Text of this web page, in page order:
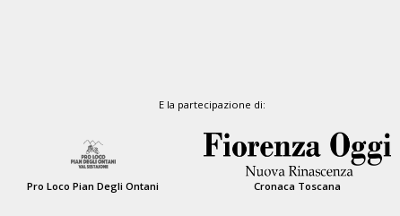
E la partecipazione di:
Pro Loco Pian Degli Ontani Cronaca Toscana